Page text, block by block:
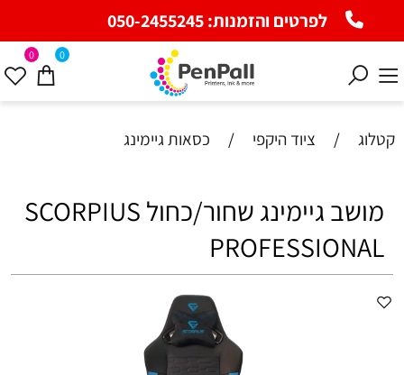
לפרטים והזמנות:050-2455245
0 0
קטלוג / ציוד היקפי / כסאות גיימינג
מושב גיימינג שחור/כחול SCORPIUS
PROFESSIONAL